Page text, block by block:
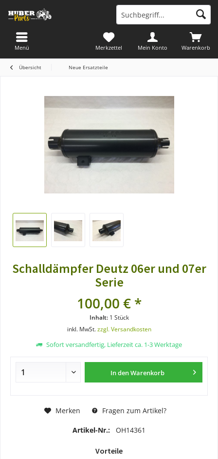
Warenkorb
Merkzettel Mein Konto
Menü
Übersicht Neue Ersatzteile
Schalldämpfer Deutz 06er und 07er
Serie
100,00 € *
Inhalt: 1 Stück
inkl. MwSt.zzgl. Versandkosten
Sofort versandfertig, Lieferzeit ca. 1-3 Werktage
In denWarenkorb
Merken Fragen zum Artikel?
Artikel-Nr.: OH14361
Vorteile